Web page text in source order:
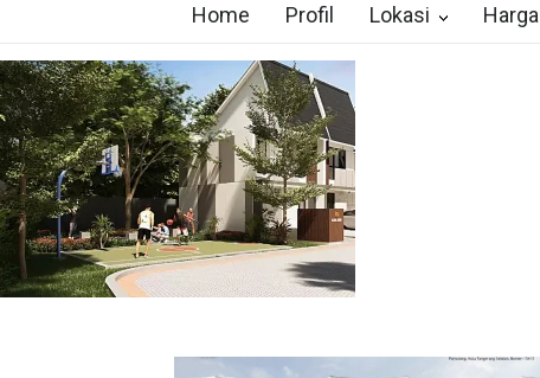
Home Profil Lokasi Harga